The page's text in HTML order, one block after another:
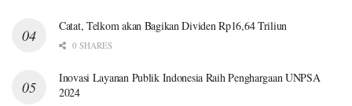
Catat, Telkom akan Bagikan Dividen Rp16,64 Triliun
0 SHARES
Inovasi Layanan Publik Indonesia Raih Penghargaan UNPSA
2024